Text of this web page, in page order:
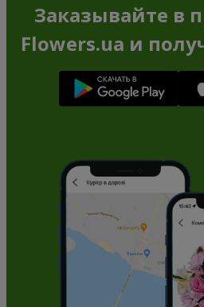
Заказывайте в
Flowers.ua и